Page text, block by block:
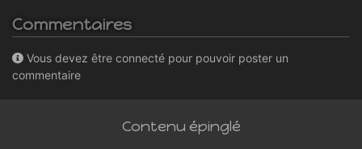
Commentaires
Vous devez être connecté pour pouvoir poster un
commentaire
Contenu épinglé